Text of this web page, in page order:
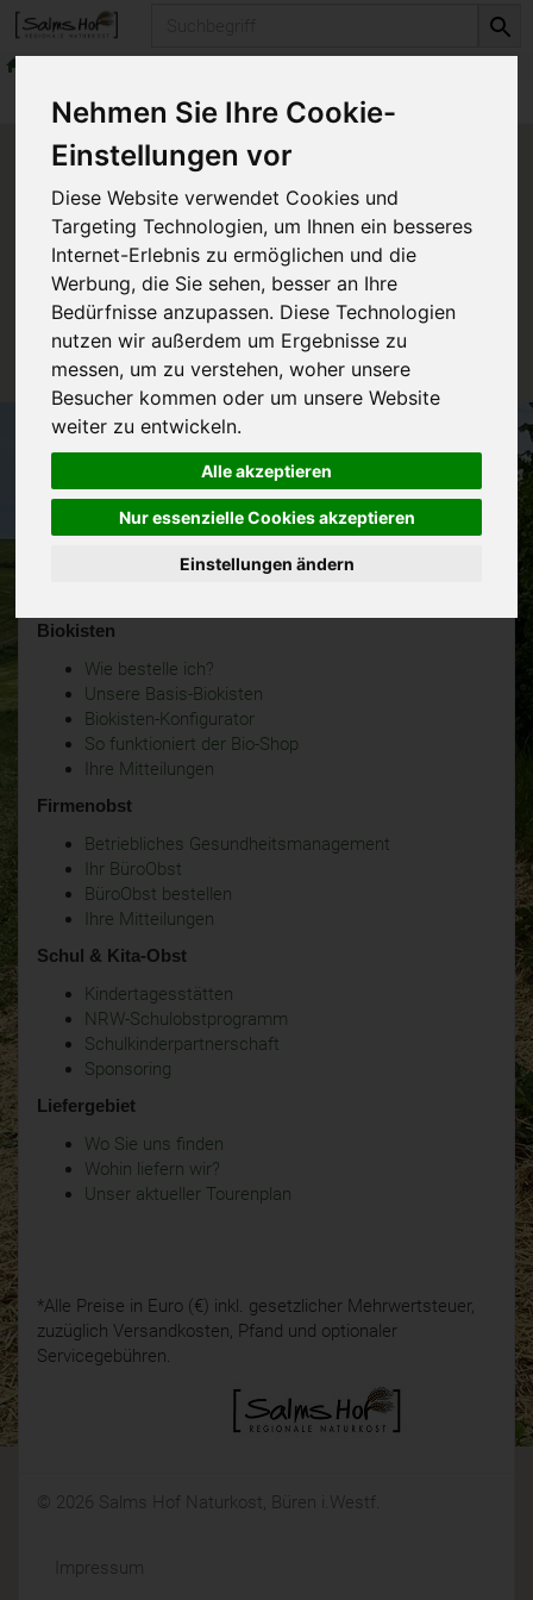
Nehmen Sie Ihre Cookie-
Einstellungen vor
Diese Website verwendet Cookies und
Targeting Technologien, um Ihnen ein besseres
Internet-Erlebnis zu ermöglichen und die
Werbung, die Sie sehen, besser an Ihre
Bedürfnisse anzupassen. Diese Technologien
nutzen wir außerdem um Ergebnisse zu
messen, um zu verstehen, woher unsere
Besucher kommen oder um unsere Website
weiter zu entwickeln.
Alle akzeptieren
Nur essenzielle Cookies akzeptieren
Einstellungen ändern
Produkte Getränke Säfte
Produkt "Granatapfel pur"
nicht verfügbar.
Das von Ihnen gesuchte Produkt ist leider zur Zeit
nicht verfügbar.
Biokisten
Wie bestelle ich?
Unsere Basis-Biokisten
Biokisten-Konfigurator
So funktioniert der Bio-Shop
Ihre Mitteilungen
Firmenobst
Betriebliches Gesundheitsmanagement
Ihr BüroObst
BüroObst bestellen
Ihre Mitteilungen
Schul & Kita-Obst
Kindertagesstätten
NRW-Schulobstprogramm
Schulkinderpartnerschaft
Sponsoring
Liefergebiet
Wo Sie uns finden
Wohin liefern wir?
Unser aktueller Tourenplan
*Alle Preise in Euro (€) inkl. gesetzlicher Mehrwertsteuer,
zuzüglich Versandkosten, Pfand und optionaler
Servicegebühren.
© 2026 Salms Hof Naturkost, Büren i.Westf.
Impressum